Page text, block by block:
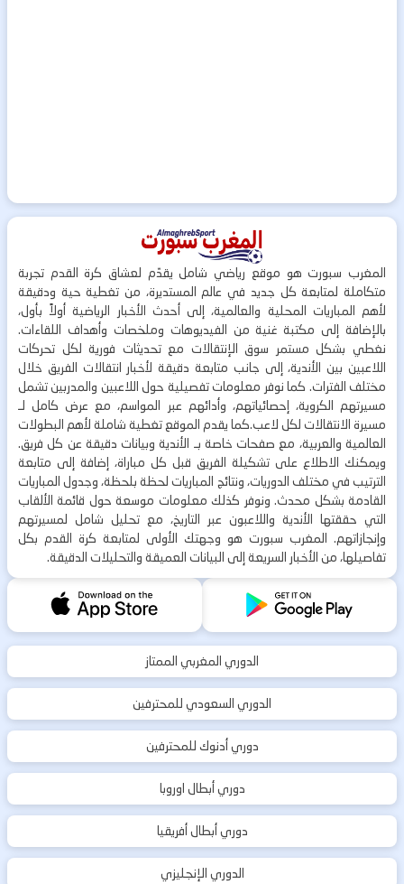
المغرب سبورت هو موقع رياضي شامل يقدّم لعشاق كرة القدم تجربة
متكاملة لمتابعة كل جديد في عالم المستديرة، من تغطية حية ودقيقة
لأهم المباريات المحلية والعالمية، إلى أحدث الأخبار الرياضية أولاً بأول،
بالإضافة إلى مكتبة غنية من الفيديوهات وملخصات وأهداف اللقاءات.
نغطي بشكل مستمر سوق الإنتقالات مع تحديثات فورية لكل تحركات
اللاعبين بين الأندية، إلى جانب متابعة دقيقة لأخبار انتقالات الفريق خلال
مختلف الفترات. كما نوفر معلومات تفصيلية حول اللاعبين والمدربين تشمل
مسيرتهم الكروية، إحصائياتهم، وأدائهم عبر المواسم، مع عرض كامل لـ
مسيرة الانتقالات لكل لاعب.كما يقدم الموقع تغطية شاملة لأهم البطولات
العالمية والعربية، مع صفحات خاصة بـ الأندية وبيانات دقيقة عن كل فريق.
ويمكنك الاطلاع على تشكيلة الفريق قبل كل مباراة، إضافة إلى متابعة
الترتيب في مختلف الدوريات، ونتائج المباريات لحظة بلحظة، وجدول المباريات
القادمة بشكل محدث. ونوفر كذلك معلومات موسعة حول قائمة الألقاب
التي حققتها الأندية واللاعبون عبر التاريخ، مع تحليل شامل لمسيرتهم
وإنجازاتهم. المغرب سبورت هو وجهتك الأولى لمتابعة كرة القدم بكل
تفاصيلها، من الأخبار السريعة إلى البيانات العميقة والتحليلات الدقيقة.
الدوري المغربي الممتاز
الدوري السعودي للمحترفين
دوري أدنوك للمحترفين
دوري أبطال اوروبا
دوري أبطال أفريقيا
الدوري الإنجليزي